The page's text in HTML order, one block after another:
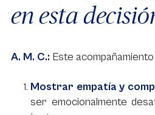
en esta
A. M. C.: Este
Mostrar empatía y
ser emocionalmente